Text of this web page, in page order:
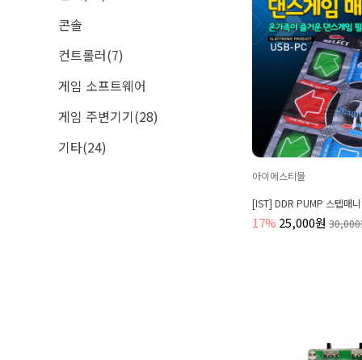
콘솔
컨트롤러(7)
게임 소프트웨어
게임 주변기기(28)
기타(24)
아이에스티몰
[IST] DDR PUMP 스텝매
17% 25,000원 30,000